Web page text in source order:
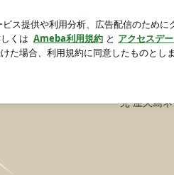
美半島☆自然感察日記
ツ
元 屋久島